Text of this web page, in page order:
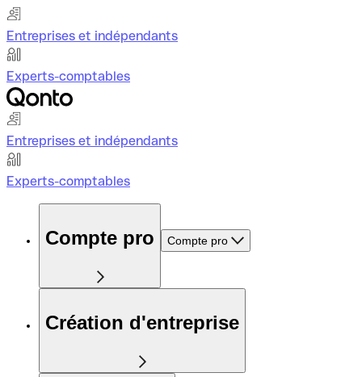
Entreprises et indépendants
Experts-comptables
Entreprises et indépendants
Experts-comptables
Compte pro Compte pro
Création d'entreprise